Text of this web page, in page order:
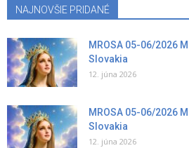
NAJNOVŠIE PRIDANÉ
MROSA 05-06/2026
Slovakia
12. júna 2026
MROSA 05-06/2026
Slovakia
12. júna 2026